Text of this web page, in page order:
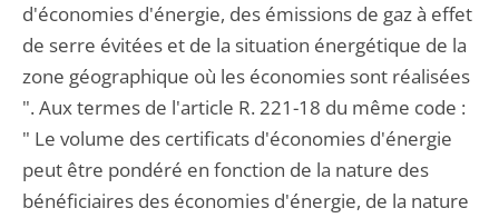
d'économies d'énergie, des émissions de gaz à effet
de serre évitées et de la situation énergétique de la
zone géographique où les économies sont réalisées
". Aux termes de l'article R. 221-18 du même code :
" Le volume des certificats d'économies d'énergie
peut être pondéré en fonction de la nature des
bénéficiaires des économies d'énergie, de la nature